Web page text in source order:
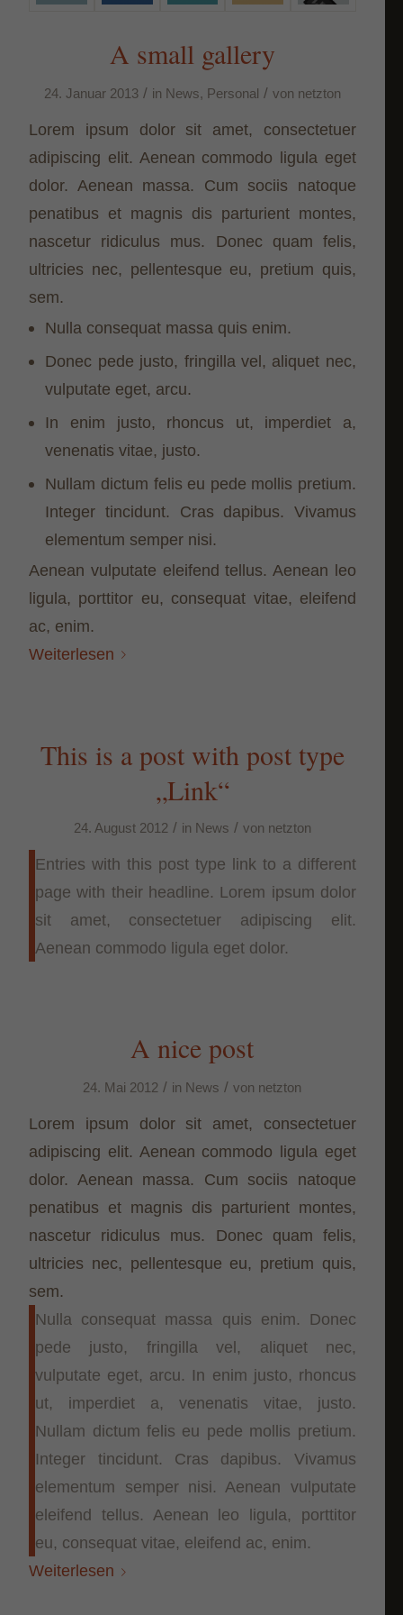
A small gallery
24. Januar 2013 / in News, Personal / von netzton
Lorem ipsum dolor sit amet, consectetuer
adipiscing elit. Aenean commodo ligula eget
dolor. Aenean massa. Cum sociis natoque
penatibus et magnis dis parturient montes,
nascetur ridiculus mus. Donec quam felis,
ultricies nec, pellentesque eu, pretium quis,
sem.
Nulla consequat massa quis enim.
Donec pede justo, fringilla vel, aliquet nec,
vulputate eget, arcu.
In enim justo, rhoncus ut, imperdiet a,
venenatis vitae, justo.
Nullam dictum felis eu pede mollis pretium.
Integer tincidunt. Cras dapibus. Vivamus
elementum semper nisi.
Aenean vulputate eleifend tellus. Aenean leo
ligula, porttitor eu, consequat vitae, eleifend
ac, enim.
Weiterlesen
This is a post with post type
„Link“
24. August 2012 / in News / von netzton
Entries with this post type link to a different
page with their headline. Lorem ipsum dolor
sit amet, consectetuer adipiscing elit.
Aenean commodo ligula eget dolor.
A nice post
24. Mai 2012 / in News / von netzton
Lorem ipsum dolor sit amet, consectetuer
adipiscing elit. Aenean commodo ligula eget
dolor. Aenean massa. Cum sociis natoque
penatibus et magnis dis parturient montes,
nascetur ridiculus mus. Donec quam felis,
ultricies nec, pellentesque eu, pretium quis,
sem.
Nulla consequat massa quis enim. Donec
pede justo, fringilla vel, aliquet nec,
vulputate eget, arcu. In enim justo, rhoncus
ut, imperdiet a, venenatis vitae, justo.
Nullam dictum felis eu pede mollis pretium.
Integer tincidunt. Cras dapibus. Vivamus
elementum semper nisi. Aenean vulputate
eleifend tellus. Aenean leo ligula, porttitor
eu, consequat vitae, eleifend ac, enim.
Weiterlesen
Cookie-Informationen anzeigen
Datenschutzerklärung